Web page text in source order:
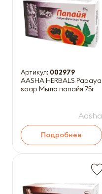
Артикул: 002979
AASHA HERBALS Papaya
soap Мыло папайя 75г
Aasha
Подробнее